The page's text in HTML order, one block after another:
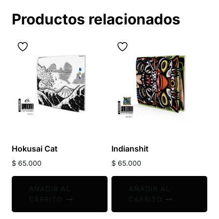
Productos relacionados
Hokusai Cat
$ 65.000
AÑADIR AL
CARRITO
Indianshit
$ 65.000
AÑADIR AL
CARRITO